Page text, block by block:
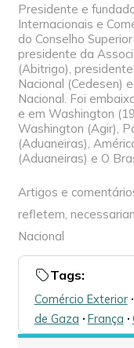
Presidente e
Internacionais e
do Conselho
presidente da
(Abitrigo),
Nacional (Cedesen)
Nacional. Foi
e em Washington
Washington (Agir),
(Aduaneiras),
(Aduaneiras) e O
Artigos e
refletem,
Nacional
Tags:
Comércio Exterior🞌
de Gaza 🞌 França 🞌